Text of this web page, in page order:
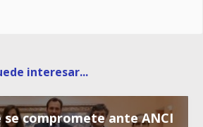
interesar...
se compromete ante ANCI